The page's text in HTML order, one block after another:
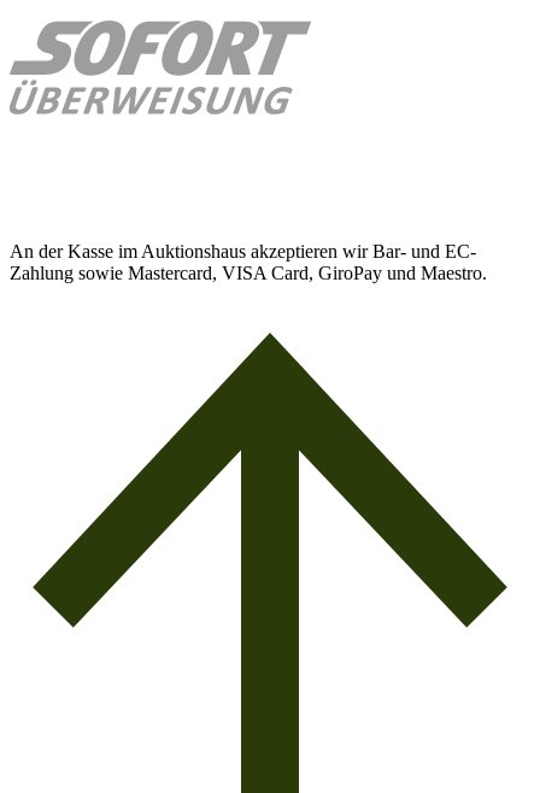
An der Kasse im Auktionshaus akzeptieren wir Bar- und EC-
Zahlung sowie Mastercard, VISA Card, GiroPay und Maestro.